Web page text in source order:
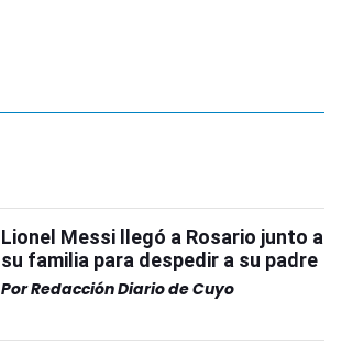
Lionel Messi llegó a Rosario junto a
su familia para despedir a su padre
PorRedacción Diario de Cuyo